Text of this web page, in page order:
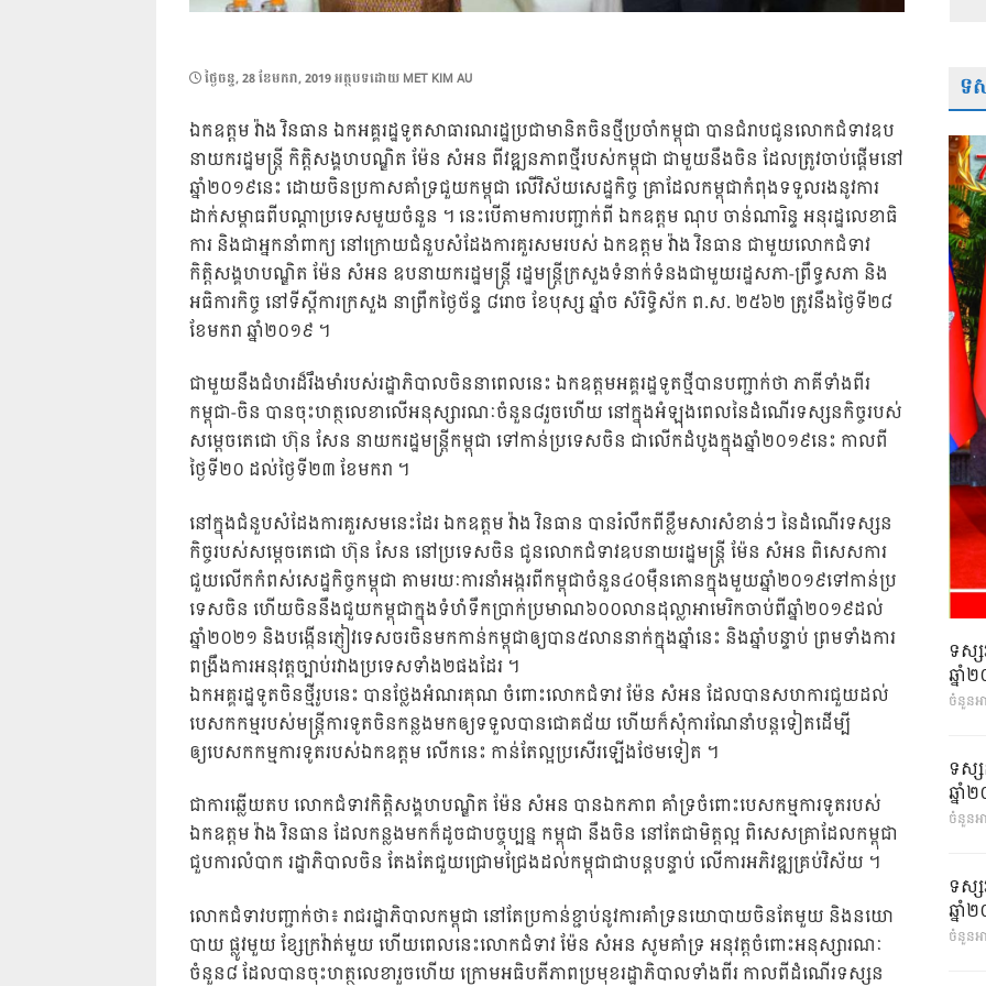
POSTED
ថ្ងៃ​ចន្ទ, 28 ខែ​មករា, 2019អត្ថបទដោយ MET KIM AU
ឯកឧត្តម វ៉ាង វិនធាន ឯកអគ្គរដ្ឋទូតសាធារណរដ្ឋប្រជាមានិតចិនថ្មីប្រចាំកម្ពុជា បានជំរាបជូន​លោក​ជំទាវ​ឧប​
នាយក​រដ្ឋមន្ត្រី កិត្តិសង្គហ​បណ្ឌិត ម៉ែន សំអន ពីវឌ្ឍនភាពថ្មីរបស់កម្ពុជា ជាមួយនឹងចិន ដែល​ត្រូវ​​ចាប់​ផ្តើម​នៅ​
ឆ្នាំ២០១៩នេះ ដោយ​ចិនប្រកាសគាំទ្រជួយកម្ពុជា លើ​វិស័យ​សេដ្ឋកិច្ច គ្រា​ដែល​កម្ពុជា​កំពុង​ទទួលរងនូវការ
ដាក់សម្ពាធ​ពីបណ្តា​ប្រ​ទេស​មួយចំនួន ។ នេះបើតាមការ​បញ្ជាក់​​ពី ឯកឧត្តម ណុប ចាន់ណារិន្ទ អនុរដ្ឋលេខាធិ
ការ និងជាអ្នក​នាំ​ពាក្យ នៅ​ក្រោយ​ជំ​នួប​​​សំដែង​ការ​គួរសមរបស់ ឯកឧត្តម វ៉ាង វិនធាន ជាមួយលោកជំទាវ
កិត្តិសង្គហបណ្ឌិត ម៉ែន សំអន ឧបនាយករដ្ឋមន្ត្រី រដ្ឋមន្ត្រីក្រសួងទំនាក់​ទំនង​ជា​មួយ​រដ្ឋ​សភា-ព្រឹទ្ធសភា និង
អធិការកិច្ច នៅទីស្តីការក្រសួង នាព្រឹកថ្ងៃច័ន្ទ ៨រោច ខែបុស្ស ឆ្នាំច សំរិទ្ធិស័ក ព.ស. ២៥៦២ ត្រូវនឹងថ្ងៃទី២៨
ខែមករា ឆ្នាំ២០១៩ ។
ជាមួយនឹងជំហរដ៏រឹងមាំរបស់រដ្ឋាភិបាលចិននាពេលនេះ ឯកឧត្តមអគ្គរដ្ឋទូតថ្មីបានបញ្ជាក់ថា ភាគីទាំងពីរ​
កម្ពុជា​​-ចិន បានចុះហត្ថលេខាលើ​អនុ​ស្សា​​​​រណៈចំនួន៨រួចហើយ នៅក្នុងអំឡុងពេលនៃដំណើរ​ទស្សនកិច្ចរបស់​
សម្តេច​តេជោ ហ៊ុន សែន នាយករដ្ឋមន្ត្រី​កម្ពុជា​​​ ទៅកាន់ប្រទេស​ចិន ជាលើកដំបូងក្នុងឆ្នាំ២០១៩នេះ កាលពី
ថ្ងៃទី២០ ដល់ថ្ងៃ​ទី​២៣ ខែមករា ។
នៅក្នុងជំនួបសំដែងការគួរសមនេះដែរ ឯកឧត្តម វ៉ាង វិនធាន បានរំលឹកពីខ្លឹមសារសំខាន់ៗ នៃ​ដំ​ណើរទស្សន​
កិច្ច​របស់​សម្តេចតេជោ ហ៊ុន សែន នៅប្រទេសចិន ជូនលោកជំទាវឧបនាយរដ្ឋមន្ត្រី ម៉ែន សំអន ពិ​សេស​ការ​​
ជួយ​លើក​កំ​ពស់​​សេដ្ឋកិច្ចកម្ពុជា តាមរយៈការនាំអង្ករពីកម្ពុជាចំនួន៤០ម៉ឺនតោនក្នុងមួយឆ្នាំ២០១៩​ទៅកាន់​ប្រ​
ទេស​ចិន ហើយចិន​នឹង​​ជួយ​កម្ពុជាក្នុងទំហំទឹកប្រាក់ប្រមាណ៦០០លាន​ដុល្លា​អាមេរិក​​​ចាប់​ពីឆ្នាំ​២០១៩ដល់
ឆ្នាំ២០២១ និង​បង្កើន​​ភ្ញៀវ​ទេស​ចរ​​ចិន​មក​កាន់​​កម្ពុជាឲ្យបាន៥លាននាក់ក្នុងឆ្នាំនេះ និងឆ្នាំបន្ទាប់ ព្រមទាំងការ
ពង្រឹងការអនុវត្ត​ច្បាប់​រវាង​ប្រ​​ទេស​ទាំង​២ផងដែរ ។
ឯកអគ្គរដ្ឋទូតចិនថ្មីរូបនេះ បានថ្លែងអំណរគុណ ចំពោះលោកជំទាវ ម៉ែន សំអន ដែលបានសហការជួយ​ដល់​
បេស​​កកម្មរបស់មន្ត្រីការទូតចិនកន្លងមកឲ្យទទួលបានជោគជ័យ ហើយក៏សុំការណែនាំបន្តទៀតដើម្បី
ឲ្យបេសក​កម្ម​ការ​​ទូត​របស់ឯកឧត្តម លើក​នេះ កាន់តែល្អប្រសើរឡើងថែមទៀត ។
ជាការឆ្លើយតប លោកជំទាវកិត្តិសង្គហបណ្ឌិត ម៉ែន សំអន បានឯកភាព គាំទ្រចំពោះបេសកម្មការទូតរបស់
ឯកឧត្តម វ៉ាង វិនធាន ដែលកន្លងមកក៏ដូចជាបច្ចុប្បន្ន កម្ពុជា នឹងចិន នៅតែជាមិត្តល្អ ពិសេសគ្រា​ដែលកម្ពុជា​
ជួបការ​លំ​បាក​ រដ្ឋា​ភិ​​បាល​ចិន តែងតែជួយជ្រោមជ្រែងដល់កម្ពុជាជាបន្តបន្ទាប់ លើការអភិវឌ្ឍគ្រប់វិស័យ ។
លោកជំទាវបញ្ជាក់ថា៖ រាជរដ្ឋាភិបាលកម្ពុជា នៅតែប្រកាន់ខ្ជាប់នូវការគាំទ្រនយោបាយចិនតែមួយ និង​នយោ​
បាយ ​ផ្លូវមួយ ខ្សែ​ក្រវ៉ាត់​មួយ ហើយពេលនេះលោកជំទាវ ម៉ែន សំអន សូមគាំទ្រ អនុវត្តចំពោះអនុស្សារណៈ
ចំនួន៨ ដែល​បានចុះហត្ថលេខារួចហើយ ក្រោម​អធិ​ប​​តីភាពប្រមុខរដ្ឋាភិបាលទាំងពីរ កាលពីដំណើរទស្សន
ទ
ទស្ស
ឆ្នាំ
ចំនួនអ
ទស្ស
ឆ្នាំ
ចំនួនអ
ទស្ស
ឆ្នាំ
ចំនួនអ